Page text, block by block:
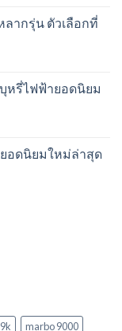
ลากรุ่น ตัวเลือกที่
หรี่ไฟฟ้ายอดนิยม
ยอดนิยมใหม่ล่าสุด
marbo 9000